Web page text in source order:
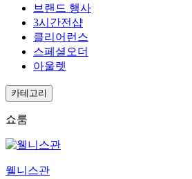
브랜드 행사
3시간전샵
클리어런스
스페셜오더
아울렛
카테고리
쇼룸
웰니스관